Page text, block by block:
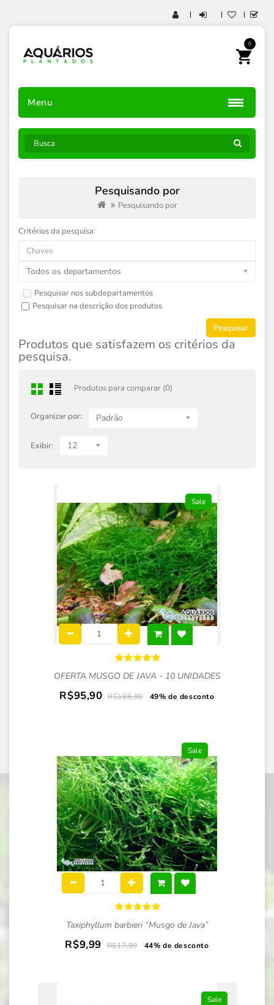
0
Menu
Pesquisando por
Pesquisando por
Critérios da pesquisa:
Todos os departamentos
Pesquisar nos subdepartamentos
Pesquisar na descrição dos produtos
Produtos que satisfazem os critérios da
pesquisa.
Produtos para comparar (0)
Organizar por: Padrão
Exibir: 12
Sale
OFERTA MUSGO DE JAVA - 10 UNIDADES
R$95,90 R$188,90 49% de desconto
Sale
Taxiphyllum barbieri “Musgo de Java”
R$9,99 R$17,99 44% de desconto
Sale